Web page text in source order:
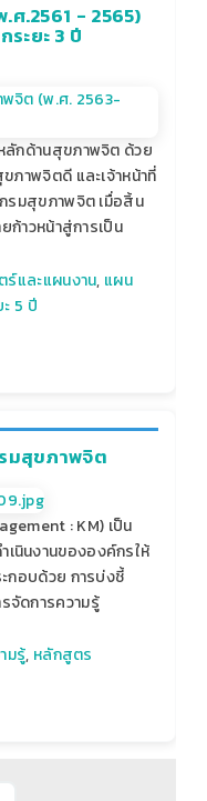
ศ.2561 - 2565)
ะยะ 3 ปี
กด้านสุขภาพจิต ด้วย
ภาพจิตดี และเจ้าหน้าที่
รมสุขภาพจิต เมื่อสิ้น
ก้าวหน้าสู่การเป็น
และแผนงาน, แผน
5 ปี
มสุขภาพจิต
: KM) เป็น
นินงานขององค์กรให้
กอบด้วย การบ่งชี้
จัดการความรู้
มรู้, หลักสูตร